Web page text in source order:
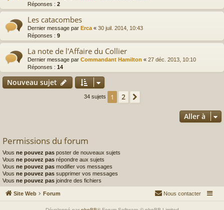
Réponses : 2
Les catacombes
Dernier message par Erca « 30 juil. 2014, 10:43
Réponses : 9
La note de l'Affaire du Collier
Dernier message par Commandant Hamilton « 27 déc. 2013, 10:10
Réponses : 14
Nouveau sujet
34 sujets 1 2
Aller à
Permissions du forum
Vous ne pouvez pas poster de nouveaux sujets
Vous ne pouvez pas répondre aux sujets
Vous ne pouvez pas modifier vos messages
Vous ne pouvez pas supprimer vos messages
Vous ne pouvez pas joindre des fichiers
Site Web Forum Nous contacter